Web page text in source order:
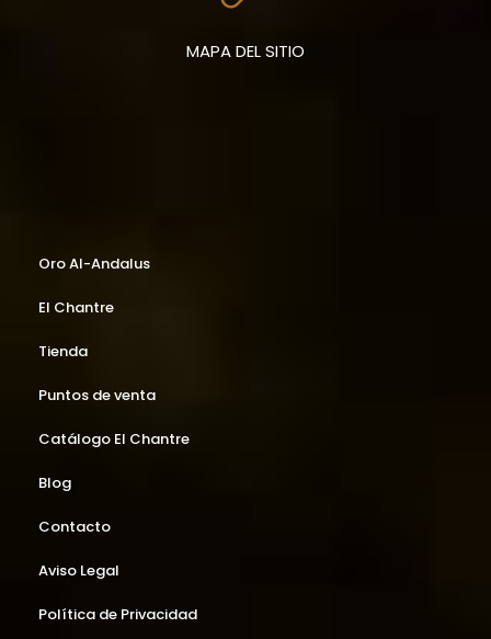
MAPA DEL SITIO
Oro Al-Andalus
El Chantre
Tienda
Puntos de venta
Catálogo El Chantre
Blog
Contacto
Aviso Legal
Política de Privacidad